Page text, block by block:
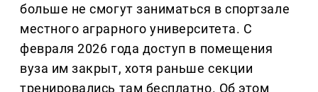
больше не смогут заниматься в спортзале
местного аграрного университета. С
февраля 2026 года доступ в помещения
вуза им закрыт, хотя раньше секции
тренировались там бесплатно. Об этом